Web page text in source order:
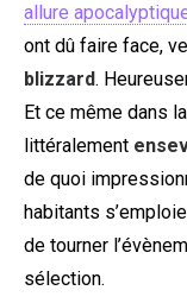
allure
ont dû faire face,
blizzard.
Et ce même dans
littéralement
de quoi
habitants
de tourner
sélection.